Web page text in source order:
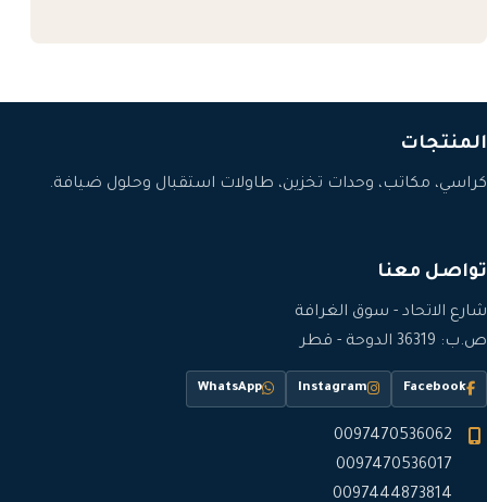
المنتجات
كراسي، مكاتب، وحدات تخزين، طاولات استقبال وحلول ضيافة.
تواصل معنا
شارع الاتحاد - سوق الغرافة
ص.ب: 36319 الدوحة - قطر
Facebook
Instagram
WhatsApp
0097470536062
0097470536017
0097444873814